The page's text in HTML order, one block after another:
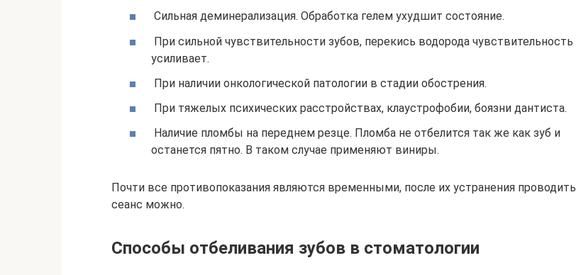
Сильная деминерализация. Обработка гелем ухудшит состояние.
При сильной чувствительности зубов, перекись водорода чувствительность
усиливает.
При наличии онкологической патологии в стадии обострения.
При тяжелых психических расстройствах, клаустрофобии, боязни дантиста.
Наличие пломбы на переднем резце. Пломба не отбелится так же как зуб и
останется пятно. В таком случае применяют виниры.
Почти все противопоказания являются временными, после их устранения проводить
сеанс можно.
Способы отбеливания зубов в стоматологии